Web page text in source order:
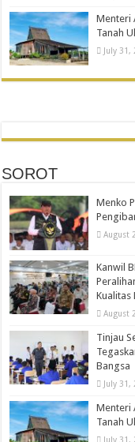
Menteri
Tanah
July 31,
SOROT
Menko
August
Kanwil
Kualitas
August
Tinjau
Bangsa
July 31,
Menteri
Tanah
July 31,